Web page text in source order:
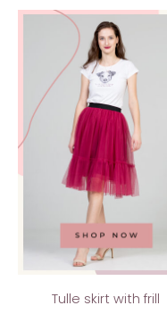
Tulle skirt with frill